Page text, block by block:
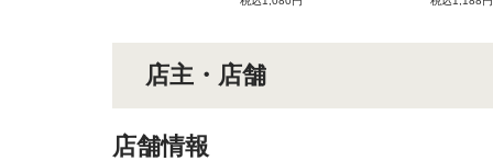
店主・店舗
店舗情報